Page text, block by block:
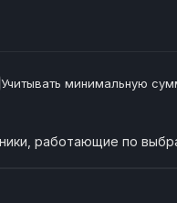
Учитывать минимальную
работающие по